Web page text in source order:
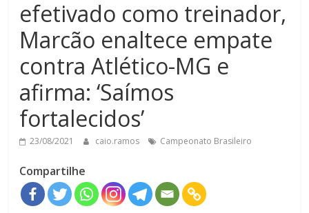
efetivado como treinador,
Marcão enaltece empate
contra Atlético-MG e
afirma: ‘Saímos
fortalecidos’
23/08/2021 caio.ramos Campeonato Brasileiro
Compartilhe